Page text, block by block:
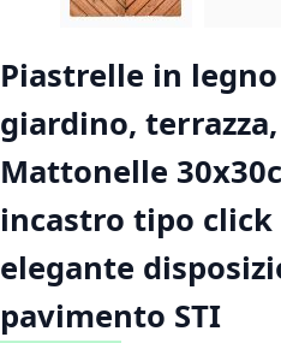
Vai all'inizio della galleria di
Piastrelle in
giardino,
Mattonelle
incastro tipo click
elegante
pavimento STI